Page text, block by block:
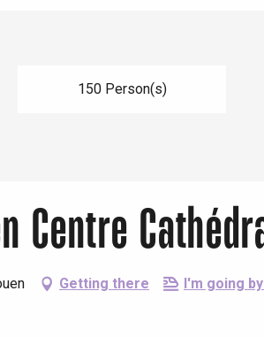
150 Person(s)
Centre
Getting there I'm going